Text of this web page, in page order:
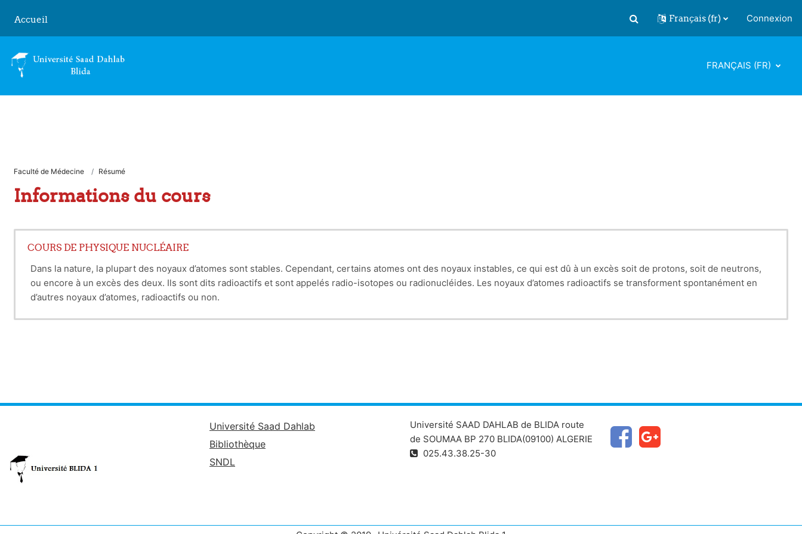
Accueil
Activer/désactiver la saisie de
Français ‎(fr)‎ Connexion
FRANÇAIS ‎(FR)‎
Faculté de Médecine Résumé
Informations du cours
COURS DE PHYSIQUE NUCLÉAIRE
Dans la nature, la plupart des noyaux d’atomes sont stables. Cependant, certains atomes ont des noyaux instables, ce qui est dû à un excès soit de protons, soit de neutrons,
ou encore à un excès des deux. Ils sont dits radioactifs et sont appelés radio-isotopes ou radionucléides. Les noyaux d’atomes radioactifs se transforment spontanément en
d’autres noyaux d’atomes, radioactifs ou non.
Université Saad Dahlab
Bibliothèque
SNDL
Université SAAD DAHLAB de BLIDA route
de SOUMAA BP 270 BLIDA(09100) ALGERIE
025.43.38.25-30